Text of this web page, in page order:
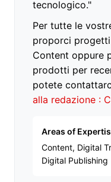
tecnologico."
Per tutte le
proporci
Content oppure
prodotti per
potete
alla redazione :
Areas of
Content, Digital
Digital Publishing